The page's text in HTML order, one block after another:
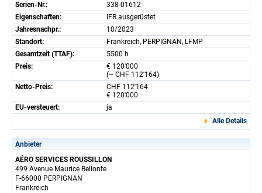
Serien-Nr.:
338-01612
Eigenschaften:
IFR ausgerüstet
Jahresnachpr.:
10/2023
Standort:
Frankreich, PERPIGNAN, LFMP
Gesamtzeit (TTAF):
5500 h
Preis:
€ 120'000
(~ CHF 112'164)
Netto-Preis:
CHF 112'164
€ 120'000
EU-versteuert:
ja
Alle Details
Anbieter
AÉRO SERVICES ROUSSILLON
499 Avenue Maurice Bellonte
F-66000 PERPIGNAN
Frankreich